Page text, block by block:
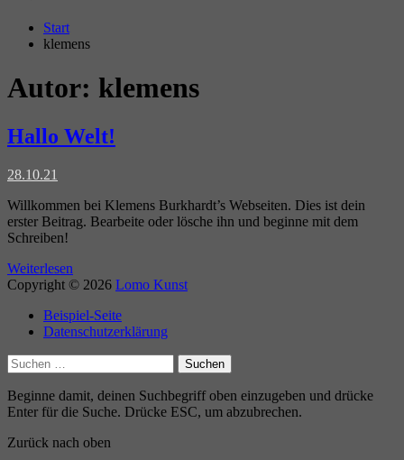
Start
klemens
Autor: klemens
Hallo Welt!
28.10.21
Willkommen bei Klemens Burkhardt’s Webseiten. Dies ist dein
erster Beitrag. Bearbeite oder lösche ihn und beginne mit dem
Schreiben!
Weiterlesen
Copyright © 2026 Lomo Kunst
Beispiel-Seite
Datenschutzerklärung
Suchen
nach:
Beginne damit, deinen Suchbegriff oben einzugeben und drücke
Enter für die Suche. Drücke ESC, um abzubrechen.
Zurück nach oben